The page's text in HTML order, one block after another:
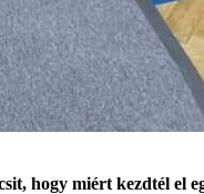
hogy miért kezdtél el